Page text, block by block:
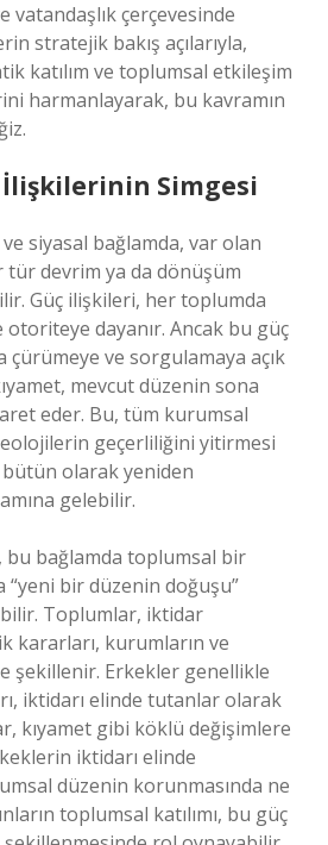
vatandaşlık çerçevesinde
stratejik bakış açılarıyla,
katılım ve toplumsal etkileşim
harmanlayarak, bu kavramın
İlişkilerinin Simgesi
siyasal bağlamda, var olan
devrim ya da dönüşüm
Güç ilişkileri, her toplumda
dayanır. Ancak bu güç
ve sorgulamaya açık
mevcut düzenin sona
eder. Bu, tüm kurumsal
geçerliliğini yitirmesi
olarak yeniden
gelebilir.
bu bağlamda toplumsal bir
“yeni bir düzenin doğuşu”
Toplumlar, iktidar
kararları, kurumların ve
şekillenir. Erkekler genellikle
iktidarı elinde tutanlar olarak
kıyamet gibi köklü değişimlere
iktidarı elinde
düzenin korunmasında ne
toplumsal katılımı, bu güç